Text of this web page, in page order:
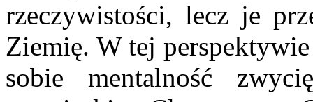
rzeczywistości, lecz je
Ziemię. W tej
sobie mentalność